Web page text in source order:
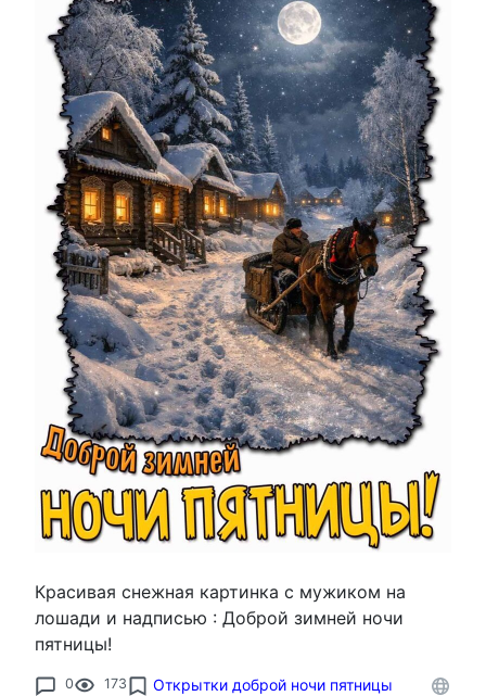
Красивая снежная картинка с мужиком на
лошади и надписью : Доброй зимней ночи
пятницы!
0 173 Открытки доброй ночи пятницы